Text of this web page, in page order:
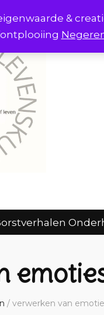
&
Kalender
/ verwerken van